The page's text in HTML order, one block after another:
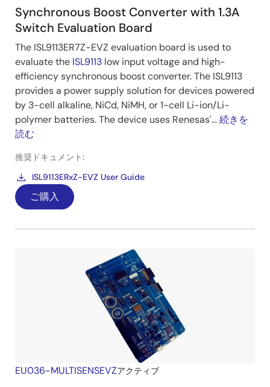
Synchronous Boost Converter with 1.3A
Switch Evaluation Board
The ISL9113ER7Z-EVZ evaluation board is used to
evaluate the ISL9113 low input voltage and high-
efficiency synchronous boost converter. The ISL9113
provides a power supply solution for devices powered
by 3-cell alkaline, NiCd, NiMH, or 1-cell Li-ion/Li-
polymer batteries. The device uses Renesas'...続きを
読む
推奨ドキュメント:
ISL9113ERxZ-EVZ User Guide
ご購入
EU036-MULTISENSEVZアクティブ